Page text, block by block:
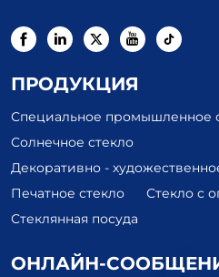
ПРОДУКЦИЯ
Специальное промышленное
Солнечное стекло
Декоративно -
Печатное стекло
Стекло с
Стеклянная посуда
ОНЛАЙН-